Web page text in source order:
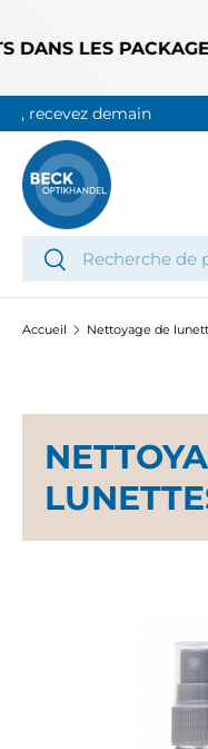
ALLER AU CONTENU
LES PACKAGES
Droit de retour
Recherche
Rechercher
Accueil Nettoyage de